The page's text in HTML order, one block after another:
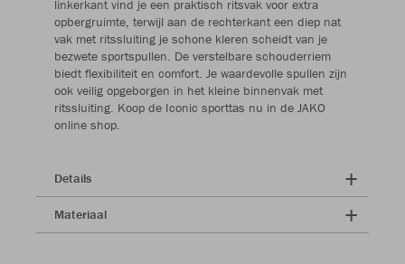
linkerkant vind je een praktisch ritsvak voor extra
opbergruimte, terwijl aan de rechterkant een diep nat
vak met ritssluiting je schone kleren scheidt van je
bezwete sportspullen. De verstelbare schouderriem
biedt flexibiliteit en comfort. Je waardevolle spullen zijn
ook veilig opgeborgen in het kleine binnenvak met
ritssluiting. Koop de Iconic sporttas nu in de JAKO
online shop.
Details
Materiaal